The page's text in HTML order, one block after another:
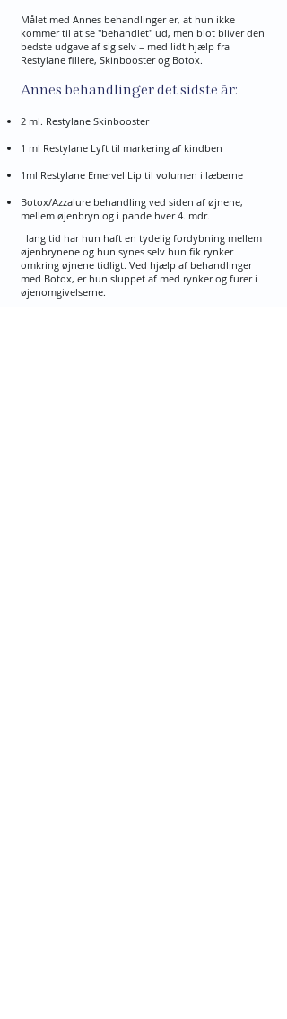
Målet med Annes behandlinger er, at hun ikke
kommer til at se "behandlet" ud, men blot bliver den
bedste udgave af sig selv – med lidt hjælp fra
Restylane fillere, Skinbooster og Botox.
Annes behandlinger det sidste år:
2 ml. Restylane Skinbooster
1 ml Restylane Lyft til markering af kindben
1ml Restylane Emervel Lip til volumen i læberne
Botox/Azzalure behandling ved siden af øjnene,
mellem øjenbryn og i pande hver 4. mdr.
I lang tid har hun haft en tydelig fordybning mellem
øjenbrynene og hun synes selv hun fik rynker
omkring øjnene tidligt. Ved hjælp af behandlinger
med Botox, er hun sluppet af med rynker og furer i
øjenomgivelserne.